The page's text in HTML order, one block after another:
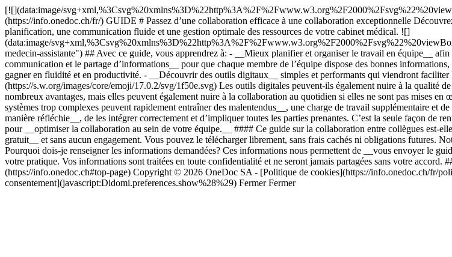
[![](data:image/
(https://info.onedoc.ch/fr/) GUIDE # Passez d’une collaboration efficace à une collaboration exceptionnelle
planification, une communication fluide et une gestion optimale des ressources de votre cabinet médical. ![]
(data:image/
medecin-assistante") ## Avec ce guide, vous apprendrez à: - __Mieux planifier et organiser le travail en équipe__
communication et le partage d’informations__ pour que chaque membre de l’équipe dispose des bonnes
gagner en fluidité et en productivité. - __Découvrir des outils digitaux__ simples et performants qui viendront
(https://s.w.org/images/core/emoji/17.0.2/svg/1f50e.svg) Les outils digitales peuvent-ils également nuire à la qualité
nombreux avantages, mais elles peuvent également nuire à la collaboration au quotidien si elles ne sont pas mises
systèmes trop complexes peuvent rapidement entraîner des malentendus__, une charge de travail supplémentaire et
manière réfléchie__, de les intégrer correctement et d’impliquer toutes les parties prenantes. C’est la seule façon de
pour __optimiser la collaboration au sein de votre équipe.__ #### Ce guide sur la collaboration entre collègues est-
gratuit__ et sans aucun engagement. Vous pouvez le télécharger librement, sans frais cachés ni obligations futures.
Pourquoi dois-je renseigner les informations demandées? Ces informations nous permettent de __vous envoyer le
votre pratique. Vos informations sont traitées en toute confidentialité et ne seront jamais partagées sans votre
(https://info.onedoc.ch#top-page) Copyright © 2026 OneDoc SA - [Politique de cookies](https://info.onedoc.ch/fr/
consentement](javascript:Didomi.preferences.show%28%29) Fermer Fermer